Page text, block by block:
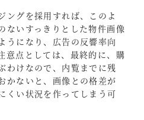
ングを採用すれば、このよ
ないすっきりとした物件画像
うになり、広告の反響率向
意点としては、最終的に、購
わけなので、内覧までに残
かないと、画像との格差が
くい状況を作ってしまう可